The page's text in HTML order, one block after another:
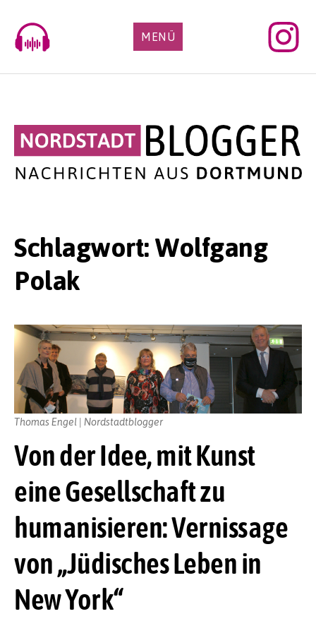
content
MENÜ
Schlagwort:Wolfgang
Polak
Von der Idee, mit Kunst
eine Gesellschaft zu
humanisieren: Vernissage
von „Jüdisches Leben in
New York“
Thomas Engel | Nordstadtblogger